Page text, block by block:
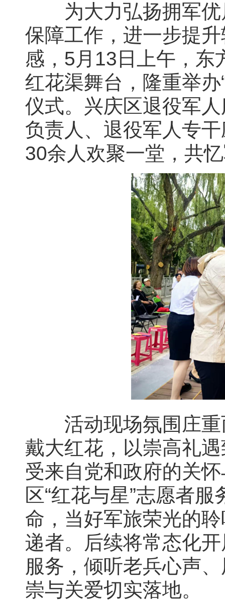
为大力弘扬拥军优
保障工作，进一步提
感，5月13日上午，东
红花渠舞台，隆重举
仪式。兴庆区退役军
负责人、退役军人专
30余人欢聚一堂，共
活动现场氛围庄重
戴大红花，以崇高礼
受来自党和政府的关
区“红花与星”志愿者
命，当好军旅荣光的
递者。后续将常态化
服务，倾听老兵心声
崇与关爱切实落地。